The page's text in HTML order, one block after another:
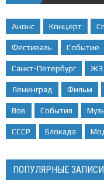
Анонс Концерт
Фестиваль Событие
Санкт-Петербург
Ленинград Фильм
Вов События
СССР Блокада
ПОПУЛЯРНЫЕ ЗАПИСИ